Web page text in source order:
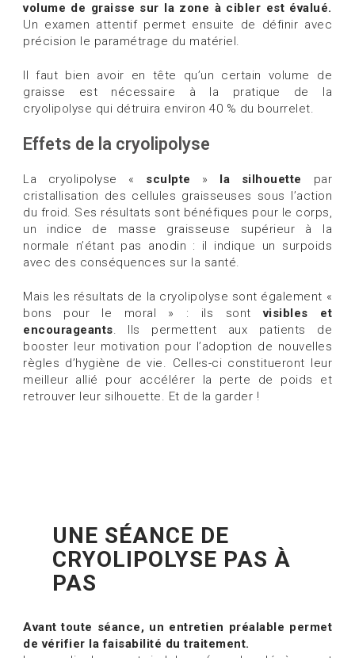
volume de graisse sur la zone à cibler est évalué.
Un examen attentif permet ensuite de définir avec
précision le paramétrage du matériel.
Il faut bien avoir en tête qu’un certain volume de
graisse est nécessaire à la pratique de la
cryolipolyse qui détruira environ 40 % du bourrelet.
Effets de la cryolipolyse
La cryolipolyse « sculpte » la silhouette
par
cristallisation des cellules graisseuses sous l’action
du froid. Ses résultats sont bénéfiques pour le corps,
un indice de masse graisseuse supérieur à la
normale n’étant pas anodin : il indique un surpoids
avec des conséquences sur la santé.
Mais les résultats de la cryolipolyse sont également «
bons pour le moral » : ils sontvisibles et
encourageants. Ils permettent aux patients de
booster leur motivation pour l’adoption de nouvelles
règles d’hygiène de vie. Celles-ci constitueront leur
meilleur allié pour accélérer la perte de poids et
retrouver leur silhouette. Et de la garder !
UNE SÉANCE DE
CRYOLIPOLYSE PAS À
PAS
Avant toute séance, un entretien préalable permet
de vérifier la faisabilité du traitement.